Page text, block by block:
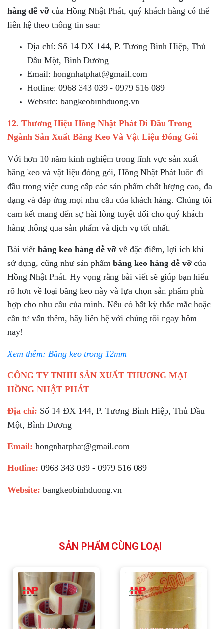
hàng dễ vỡ của Hồng Nhật Phát, quý khách hàng có thể
liên hệ theo thông tin sau:
Địa chỉ: Số 14 ĐX 144, P. Tương Bình Hiệp, Thủ
Dầu Một, Bình Dương
Email: hongnhatphat@gmail.com
Hotline: 0968 343 039 - 0979 516 089
Website: bangkeobinhduong.vn
12. Thương Hiệu Hồng Nhật Phát Đi Đầu Trong
Ngành Sản Xuất Băng Keo Và Vật Liệu Đóng Gói
Với hơn 10 năm kinh nghiệm trong lĩnh vực sản xuất
băng keo và vật liệu đóng gói, Hồng Nhật Phát luôn đi
đầu trong việc cung cấp các sản phẩm chất lượng cao, đa
dạng và đáp ứng mọi nhu cầu của khách hàng. Chúng tôi
cam kết mang đến sự hài lòng tuyệt đối cho quý khách
hàng thông qua sản phẩm và dịch vụ tốt nhất.
Bài viết băng keo hàng dễ vỡ về đặc điểm, lợi ích khi
sử dụng, cũng như sản phẩm băng keo hàng dễ vỡ của
Hồng Nhật Phát. Hy vọng rằng bài viết sẽ giúp bạn hiểu
rõ hơn về loại băng keo này và lựa chọn sản phẩm phù
hợp cho nhu cầu của mình. Nếu có bất kỳ thắc mắc hoặc
cần tư vấn thêm, hãy liên hệ với chúng tôi ngay hôm
nay!
Xem thêm: Băng keo trong 12mm
CÔNG TY TNHH SẢN XUẤT THƯƠNG MẠI
HỒNG NHẬT PHÁT
Địa chỉ: Số 14 ĐX 144, P. Tương Bình Hiệp, Thủ Dầu
Một, Bình Dương
Email: hongnhatphat@gmail.com
Hotline: 0968 343 039 - 0979 516 089
Website: bangkeobinhduong.vn
SẢN PHẨM CÙNG LOẠI